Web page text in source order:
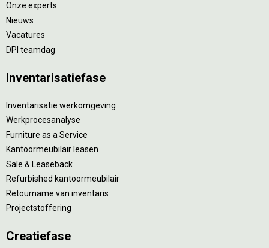
Onze experts
Nieuws
Vacatures
DPI teamdag
Inventarisatiefase
Inventarisatie werkomgeving
Werkprocesanalyse
Furniture as a Service
Kantoormeubilair leasen
Sale & Leaseback
Refurbished kantoormeubilair
Retourname van inventaris
Projectstoffering
Creatiefase